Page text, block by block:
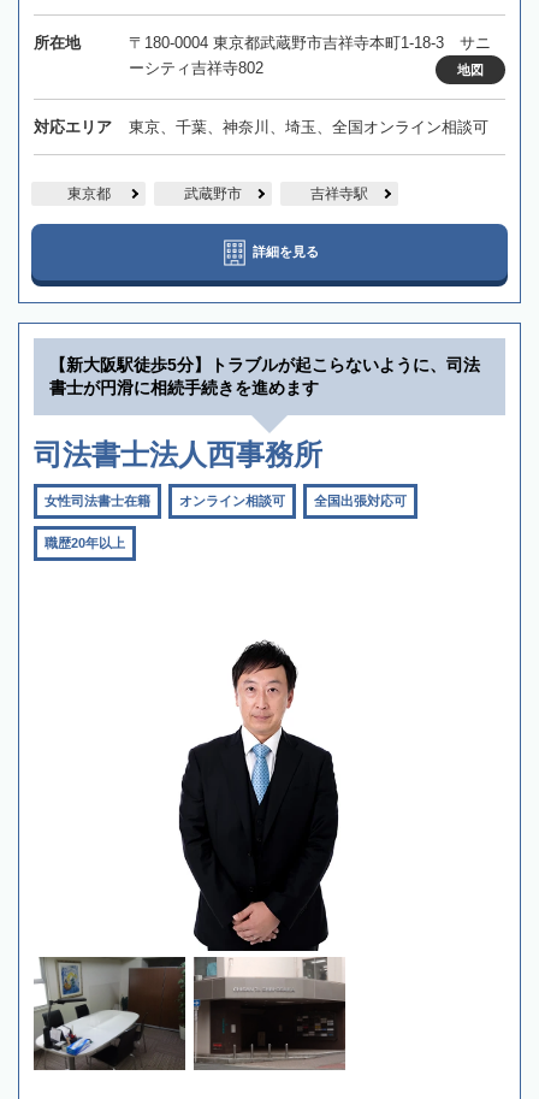
所在地
〒180-0004 東京都武蔵野市吉祥寺本町1-18-3 サニ
ーシティ吉祥寺802
地図
対応エリア 東京、千葉、神奈川、埼玉、全国オンライン相談可
東京都 武蔵野市 吉祥寺駅
詳細を見る
【新大阪駅徒歩5分】トラブルが起こらないように、司法
書士が円滑に相続手続きを進めます
司法書士法人西事務所
女性司法書士在籍 オンライン相談可 全国出張対応可
職歴20年以上